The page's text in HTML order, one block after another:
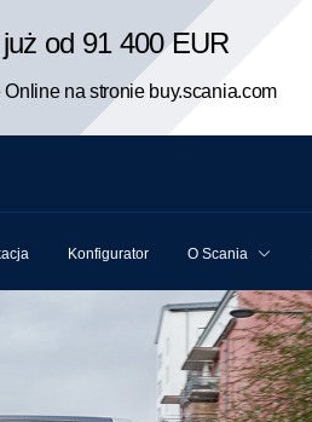
od 91 400 EUR
na stronie buy.scania.com
Konfigurator O Scania